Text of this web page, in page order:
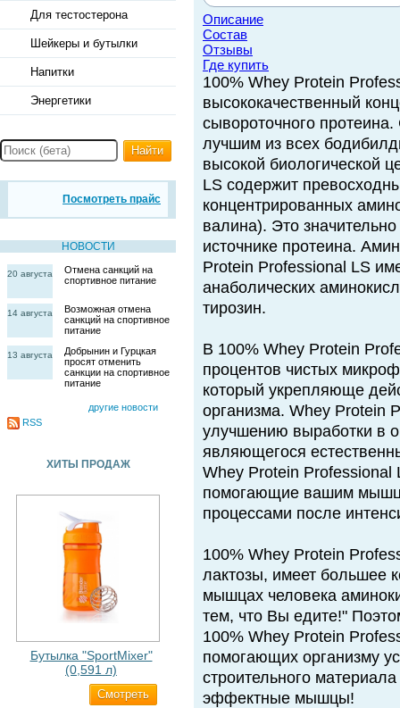
Для тестостерона
Шейкеры и бутылки
Напитки
Энергетики
Найти
Посмотреть прайс
НОВОСТИ
20 августа
Отмена санкций на
спортивное питание
14 августа
Возможная отмена
санкций на спортивное
питание
13 августа
Добрынин и Гурцкая
просят отменить
санкции на спортивное
питание
другие новости
RSS
ХИТЫ ПРОДАЖ
Бутылка "SportMixer"
(0,591 л)
Cмотреть
Описание
Состав
Отзывы
Где купить
100% Whey Protein
высококачественный
сывороточного
лучшим из всех
высокой биологической
LS содержит
концентрированных
валина). Это
источнике протеина.
Protein Professional LS
анаболических
тирозин.
В 100% Whey Protein
процентов чистых
который укрепляюще
организма. Whey Protein
улучшению выработки в
являющегося
Whey Protein Professional
помогающие вашим
процессами после
100% Whey Protein
лактозы, имеет большее
мышцах человека
тем, что Вы едите!"
100% Whey Protein
помогающих организму
строительного
эффектные мышцы!